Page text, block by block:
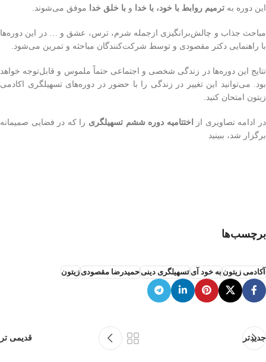
این دوره به ترمیم روابط با خود، با خدا و با خلق خدا موفق می‌شوند
مباحث جذاب و چالش‌برانگیزی ازجمله شرم، ترس، عشق و … در این دوره‌ها
با راهنمایی دکتر مقصودی و توسط شرکت‌کنندگان مباحثه و تمرین می‌شود
نتایج این دوره‌ها در زندگی شخصی و اجتماعی حتماً ملموس و قابل‌توجه خواهد
بود. می‌توانید این تغییر در زندگی را با حضور در دوره‌های تسهیلگری اکادمی
زیتون امتحان کنید
در ادامه تصاویری از اختتامیه دوره ششم تسهیلگری را که در فضایی صمیمانه
برگزار شد، ببینید
برچسب‌ها
آکادمی زیتون به خود آی تسهیلگری دینیحمیدرضا مقصودی زیتون
جدیدتر قدیمی تر